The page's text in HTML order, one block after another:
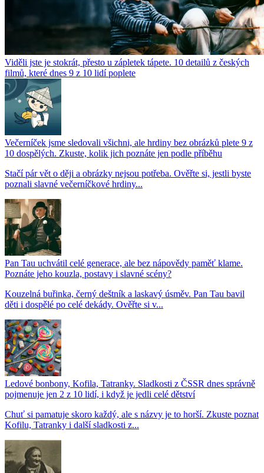
Viděli jste je stokrát, přesto u zápletek tápete. 10 detailů z českých
filmů, které dnes 9 z 10 lidí poplete
Večerníček jsme sledovali všichni, ale hrdiny bez obrázků plete 9 z
10 dospělých. Zkuste, kolik jich poznáte jen podle příběhu
Stačí pár vět o ději a obrázky nejsou potřeba. Ověřte si, jestli byste
poznali slavné večerníčkové hrdiny...
Pan Tau uchvátil celé generace, ale bez nápovědy paměť klame.
Poznáte jeho kouzla, postavy i slavné scény?
Kouzelná buřinka, černý deštník a laskavý úsměv. Pan Tau bavil
děti i dospělé po celé dekády. Ověřte si v...
Ledové bonbony, Kofila, Tatranky. Sladkosti z ČSSR dnes správně
pojmenuje jen 2 z 10 lidí, i když je jedli celé dětství
Chuť si pamatuje skoro každý, ale s názvy je to horší. Zkuste poznat
Kofilu, Tatranky i další sladkosti z...